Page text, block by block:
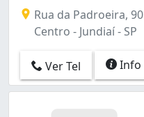
Rua da Padroeira, 90
Centro - Jundiaí - SP
Ver Tel Info